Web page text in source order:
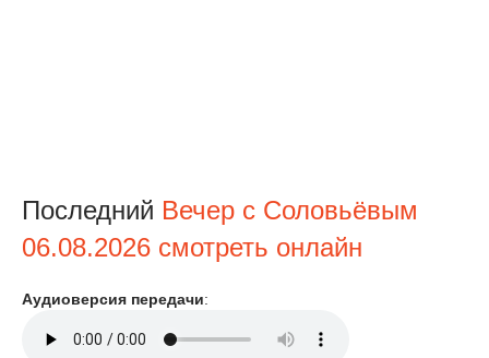
Последний Вечер с Соловьёвым
06.08.2026 смотреть онлайн
Аудиоверсия передачи: